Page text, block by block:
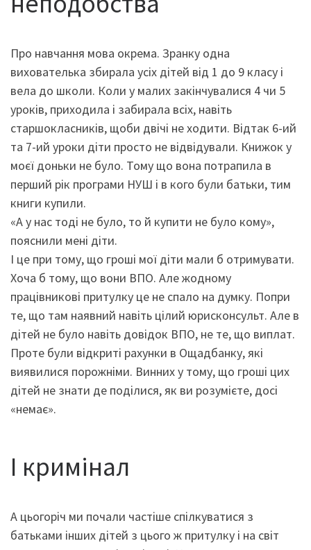
Про навчання мова окрема. Зранку одна
вихователька збирала усіх дітей від 1 до 9 класу і
вела до школи. Коли у малих закінчувалися 4 чи 5
уроків, приходила і забирала всіх, навіть
старшокласників, щоби двічі не ходити. Відтак 6-ий
та 7-ий уроки діти просто не відвідували. Книжок у
моєї доньки не було. Тому що вона потрапила в
перший рік програми НУШ і в кого були батьки, тим
книги купили.
«А у нас тоді не було, то й купити не було кому»,
пояснили мені діти.
І це при тому, що гроші мої діти мали б отримувати.
Хоча б тому, що вони ВПО. Але жодному
працівникові притулку це не спало на думку. Попри
те, що там наявний навіть цілий юрисконсульт. Але в
дітей не було навіть довідок ВПО, не те, що виплат.
Проте були відкриті рахунки в Ощадбанку, які
виявилися порожніми. Винних у тому, що гроші цих
дітей не знати де поділися, як ви розумієте, досі
«немає».
І кримінал
А цьогоріч ми почали частіше спілкуватися з
батьками інших дітей з цього ж притулку і на світ